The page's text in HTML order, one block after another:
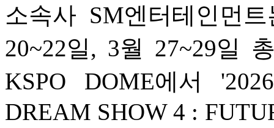
소속사 SM엔터테인먼
20~22일, 3월 27~29일
KSPO DOME에서
DREAM SHOW 4 :